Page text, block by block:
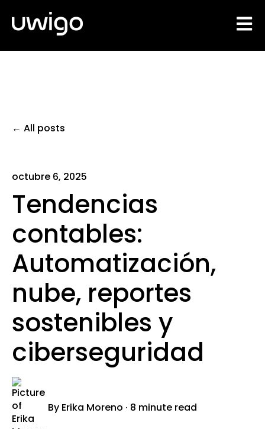
All posts
octubre 6, 2025
Tendencias
contables:
Automatización,
nube, reportes
sostenibles y
ciberseguridad
By Erika Moreno · 8 minute read